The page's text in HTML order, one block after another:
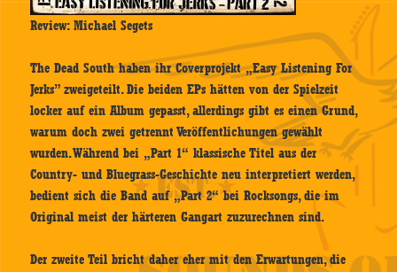
Review: Michael Segets
The Dead South haben ihr Coverprojekt „Easy Listening For
Jerks” zweigeteilt. Die beiden EPs hätten von der Spielzeit
locker auf ein Album gepasst, allerdings gibt es einen Grund,
warum doch zwei getrennt Veröffentlichungen gewählt
wurden. Während bei „Part 1“ klassische Titel aus der
Country- und Bluegrass-Geschichte neu interpretiert werden,
bedient sich die Band auf „Part 2“ bei Rocksongs, die im
Original meist der härteren Gangart zuzurechnen sind.
Der zweite Teil bricht daher eher mit den Erwartungen, die